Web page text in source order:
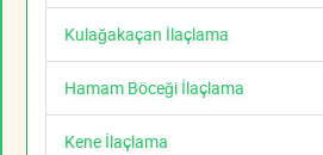
Kulağakaçan İlaçlama
Hamam Böceği İlaçlama
Kene İlaçlama